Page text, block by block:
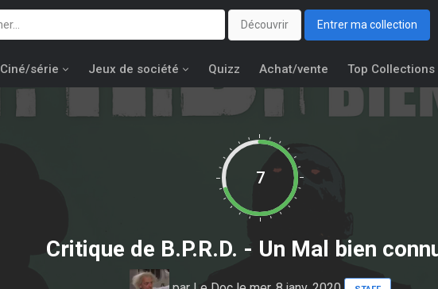
Découvrir Entrer ma collection
Ciné/série Jeux de société Quizz Achat/vente Top Collections
7
Critique de B.P.R.D. - Un Mal bien